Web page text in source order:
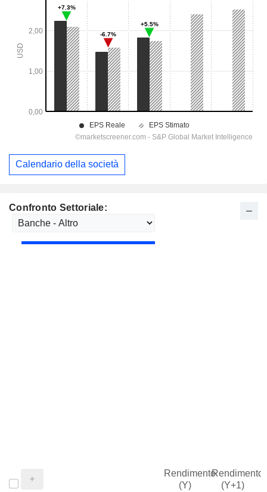
Confronto Settoriale:
Rendimento
(Y)
Rendimento
(Y+1)
Calendario della società